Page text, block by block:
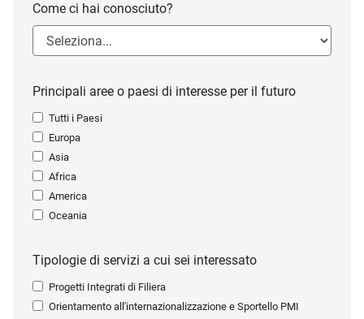
Come ci hai conosciuto?
Principali aree o paesi di interesse per il futuro
Tutti i Paesi
Europa
Asia
Africa
America
Oceania
Tipologie di servizi a cui sei interessato
Progetti Integrati di Filiera
Orientamento all'internazionalizzazione e Sportello PMI